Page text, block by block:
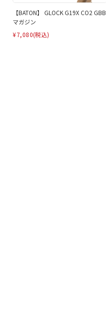
【BATON】 GLOCK G19X CO2 GBB
マガジン
¥7,080(税込)